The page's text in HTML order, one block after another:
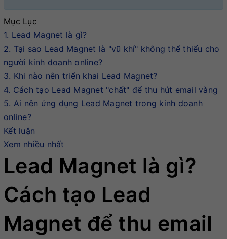
Mục Lục
1. Lead Magnet là gì?
2. Tại sao Lead Magnet là "vũ khí" không thể thiếu cho
người kinh doanh online?
3. Khi nào nên triển khai Lead Magnet?
4. Cách tạo Lead Magnet "chất" để thu hút email vàng
5. Ai nên ứng dụng Lead Magnet trong kinh doanh
online?
Kết luận
Xem nhiều nhất
Lead Magnet là gì?
Cách tạo Lead
Magnet để thu email